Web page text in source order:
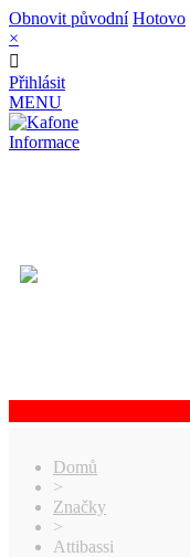
Obnovit původní Hotovo
×
Přihlásit
MENU
Informace
Domů
>
Značky
>
Attibassi